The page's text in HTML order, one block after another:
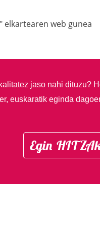
elkartearen web gunea
jaso nahi dituzu?
euskaratik eginda
Egin